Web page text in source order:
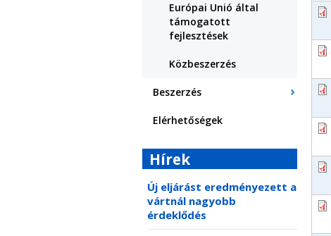
Európai Unió által
támogatott
fejlesztések
Közbeszerzés
Beszerzés
Elérhetőségek
Hírek
Új eljárást eredményezett a
vártnál nagyobb
érdeklődés